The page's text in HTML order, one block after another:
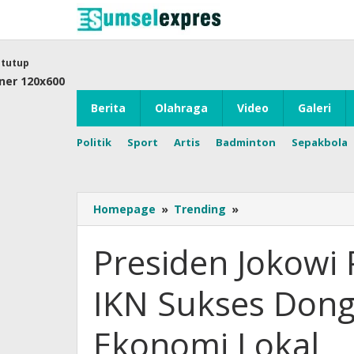
konten
Berita Olahraga Video Galeri
Politik Sport Artis Badminton Sepakbola
tutup
Homepage » Trending »
Jokowi
Pembangunan
IKN
Sukses
Dongkrak
Ekonomi
Presiden
IKN Sukses
Ekonomi Lokal